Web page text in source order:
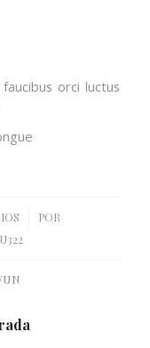
orci luctus
POR